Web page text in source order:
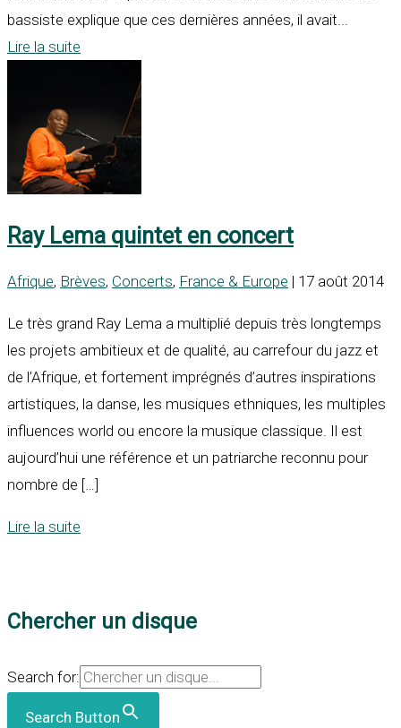
bassiste explique que ces dernières années, il avait...
Lire la suite
Ray Lema quintet en concert
Afrique, Brèves, Concerts, France & Europe | 17 août 2014
Le très grand Ray Lema a multiplié depuis très longtemps
les projets ambitieux et de qualité, au carrefour du jazz et
de l’Afrique, et fortement imprégnés d’autres inspirations
artistiques, la danse, les musiques ethniques, les multiples
influences world ou encore la musique classique. Il est
aujourd’hui une référence et un patriarche reconnu pour
nombre de […]
Lire la suite
Chercher un disque
Search for:
Search Button